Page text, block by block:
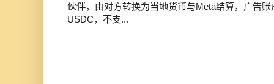
伙伴，由对方转换为当地货币与Meta结算，广告
USDC，不支...